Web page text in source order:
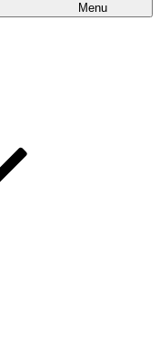
Menu